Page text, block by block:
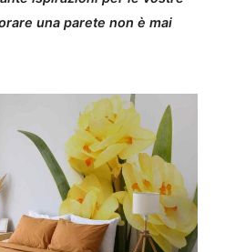
una parete non è mai